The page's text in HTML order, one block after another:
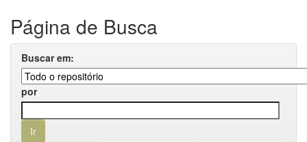
Página de Busca
Buscar em:
por